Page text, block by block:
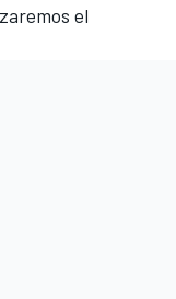
el